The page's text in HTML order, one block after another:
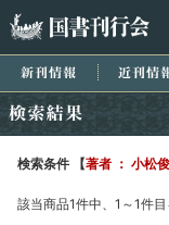
新刊情報
検索条件 【著者 ： 小松
該当商品1件中、1～1件